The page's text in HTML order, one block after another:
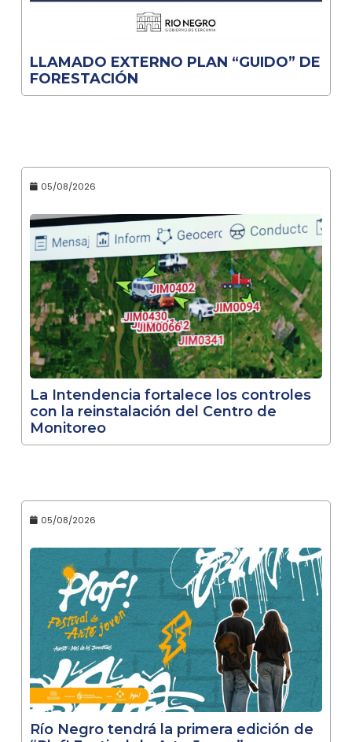
LLAMADO EXTERNO PLAN “GUIDO” DE
FORESTACIÓN
05/08/2026
La Intendencia fortalece los controles
con la reinstalación del Centro de
Monitoreo
05/08/2026
Río Negro tendrá la primera edición de